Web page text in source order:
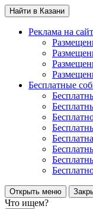
Найти в Казани
Реклама на
Бесплатные
Открыть меню
Что ищем?